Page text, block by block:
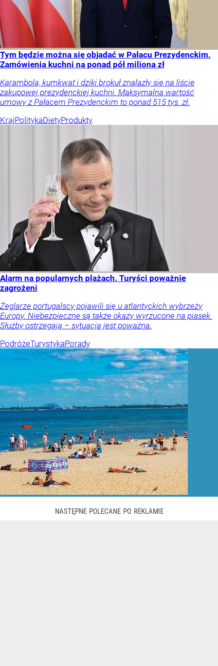
Tym będzie można się objadać w Pałacu Prezydenckim.
Zamówienia kuchni na ponad pół miliona zł
Karambola, kumkwat i dziki brokuł znalazły się na liście
zakupowej prezydenckiej kuchni. Maksymalna wartość
umowy z Pałacem Prezydenckim to ponad 515 tys. zł.
KrajPolitykaDietyProdukty
Alarm na popularnych plażach. Turyści poważnie
zagrożeni
Żeglarze portugalscy pojawili się u atlantyckich wybrzeży
Europy. Niebezpieczne są także okazy wyrzucone na piasek.
Służby ostrzegają – sytuacja jest poważna.
PodróżeTurystykaPorady